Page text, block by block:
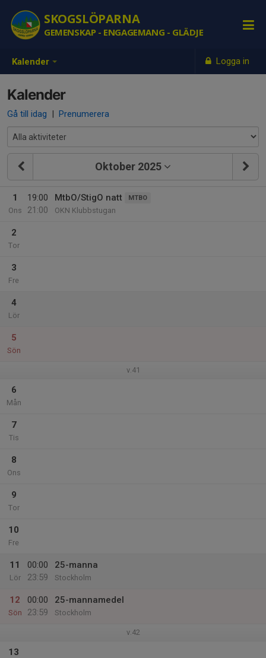
Kalender Logga in
SKOGSLÖPARNA
GEMENSKAP - ENGAGEMANG - GLÄDJE
Kalender
Gå till idag | Prenumerera
Oktober 2025
1
Ons
19:00
21:00
MtbO/StigO natt MTBO
OKN Klubbstugan
2
Tor
3
Fre
4
Lör
5
Sön
v.41
6
Mån
7
Tis
8
Ons
9
Tor
10
Fre
11
Lör
00:00
23:59
25-manna
Stockholm
12
Sön
00:00
23:59
25-mannamedel
Stockholm
v.42
13